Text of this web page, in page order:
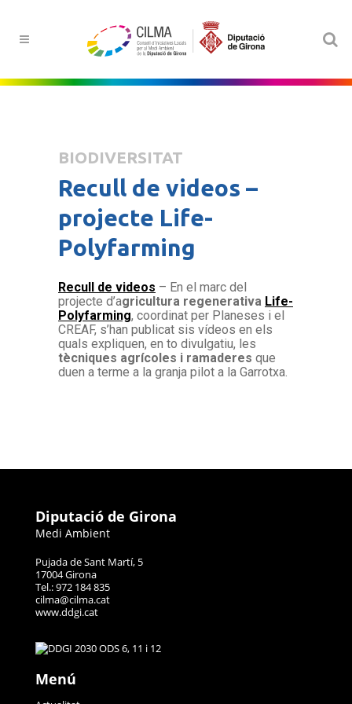
BIODIVERSITAT
Recull de videos –
projecte Life-
Polyfarming
Recull de videos – En el marc del
projecte d’agricultura regenerativa Life-
Polyfarming, coordinat per Planeses i el
CREAF, s’han publicat sis vídeos en els
quals expliquen, en to divulgatiu, les
tècniques agrícoles i ramaderes que
duen a terme a la granja pilot a la Garrotxa.
Diputació de Girona
Medi Ambient
Pujada de Sant Martí, 5
17004 Girona
Tel.: 972 184 835
cilma@cilma.cat
www.ddgi.cat
Menú